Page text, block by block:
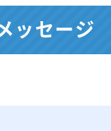
ッセージ